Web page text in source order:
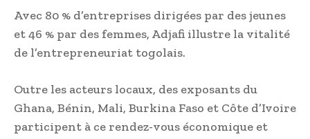
Avec 80 % d’entreprises dirigées par des jeunes
et 46 % par des femmes, Adjafi illustre la vitalité
de l’entrepreneuriat togolais.
Outre les acteurs locaux, des exposants du
Ghana, Bénin, Mali, Burkina Faso et Côte d’Ivoire
participent à ce rendez-vous économique et